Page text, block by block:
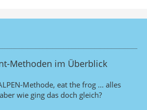
Methoden im Überblick
Methode, eat the frog ... alles
wie ging das doch gleich?